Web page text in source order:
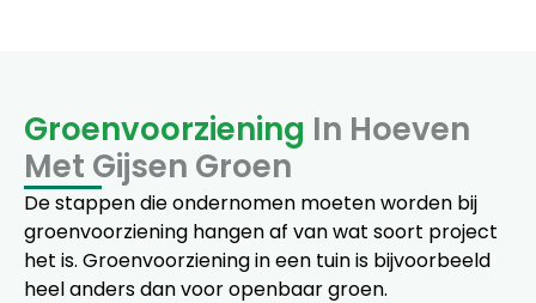
Groenvoorziening In Hoeven
Met Gijsen Groen
De stappen die ondernomen moeten worden bij
groenvoorziening hangen af van wat soort project
het is. Groenvoorziening in een tuin is bijvoorbeeld
heel anders dan voor openbaar groen.